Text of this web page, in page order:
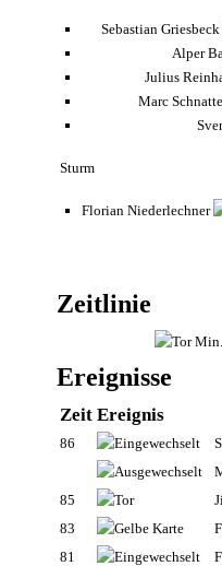
Sebastian Griesbeck
Alper
Julius
Marc
Sturm
Florian Niederlechner
Zeitlinie
Ereignisse
Zeit Ereignis
86
85
83
81